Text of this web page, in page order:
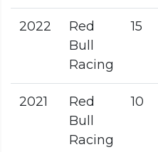
2022
Red
Bull
Racing
15
2021
Red
Bull
Racing
10